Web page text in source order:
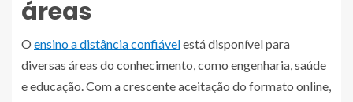
áreas
O ensino a distância confiávelestá disponível para
diversas áreas do conhecimento, como engenharia, saúde
e educação. Com a crescente aceitação do formato online,